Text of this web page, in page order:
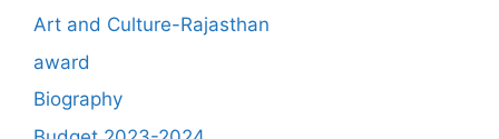
Art and Culture-Rajasthan
award
Biography